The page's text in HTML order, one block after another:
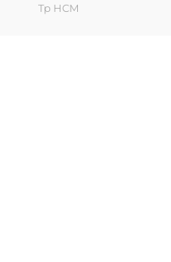
Tp HCM